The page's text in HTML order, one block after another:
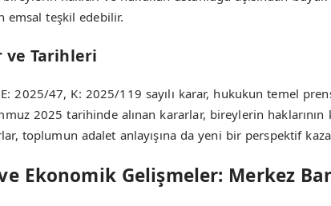
emsal teşkil edebilir.
ve Tarihleri
2025/47, K: 2025/119 sayılı karar, hukukun temel
2025 tarihinde alınan kararlar, bireylerin haklarının
toplumun adalet anlayışına da yeni bir perspektif
Ekonomik Gelişmeler: Merkez